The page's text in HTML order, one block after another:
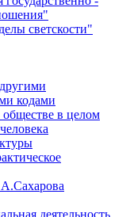
светскости"
кодами
в целом
деятельность